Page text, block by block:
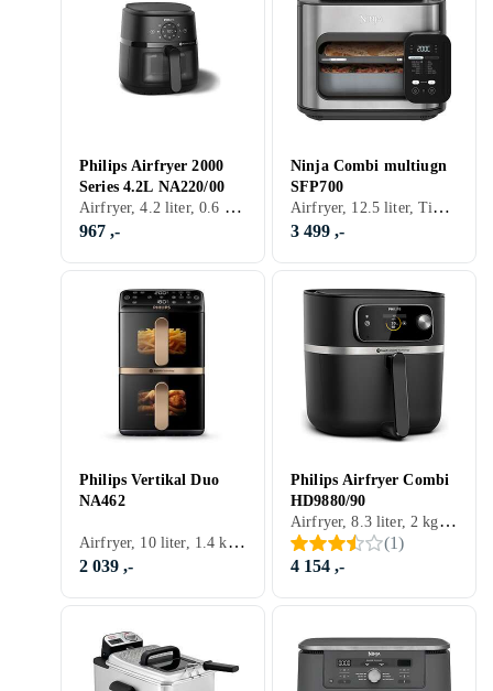
Philips Airfryer 2000
Series 4.2L NA220/00
Airfryer, 4.2 liter, 0.6 kg, Varmeisolert utside, Timer, Automatisk avstengning, Tåler oppvaskmaskin, Display, Non-stick, Inspeksjonsvindu, Lett å rengjøre, 1500 W
967 ,-
Ninja Combi multiugn
SFP700
Airfryer, 12.5 liter, Timer, Tåler oppvaskmaskin, Display, Mini, Stekeovn, Inspeksjonsvindu, 1780 W
3 499 ,-
Philips Vertikal Duo
NA462
Airfryer, 10 liter, 1.4 kg, Timer, Automatisk avstengning, Tåler oppvaskmaskin, Display, Dobbel firtyr kurv, Inspeksjonsvindu, Lett å rengjøre, 2750 W
2 039 ,-
Philips Airfryer Combi
HD9880/90
Airfryer, 8.3 liter, 2 kg, Varmeisolert utside, Timer, Automatisk avstengning, Tåler oppvaskmaskin, Display, Signallampe, Appkontroll, Non-stick, Lett å rengjøre, 2200 W
(1)
4 154 ,-